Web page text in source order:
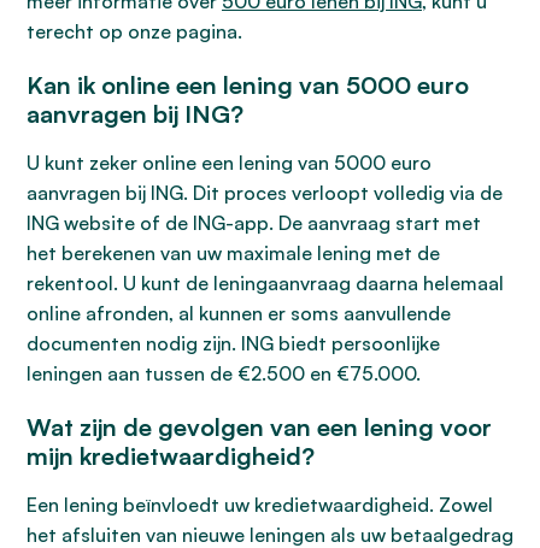
terecht op onze pagina.
Kan ik online een lening van 5000 euro
aanvragen bij ING?
U kunt zeker online een lening van 5000 euro
aanvragen bij ING. Dit proces verloopt volledig via de
ING website of de ING-app. De aanvraag start met
het berekenen van uw maximale lening met de
rekentool. U kunt de leningaanvraag daarna helemaal
online afronden, al kunnen er soms aanvullende
documenten nodig zijn. ING biedt persoonlijke
leningen aan tussen de €2.500 en €75.000.
Wat zijn de gevolgen van een lening voor
mijn kredietwaardigheid?
Een lening beïnvloedt uw kredietwaardigheid. Zowel
het afsluiten van nieuwe leningen als uw betaalgedrag